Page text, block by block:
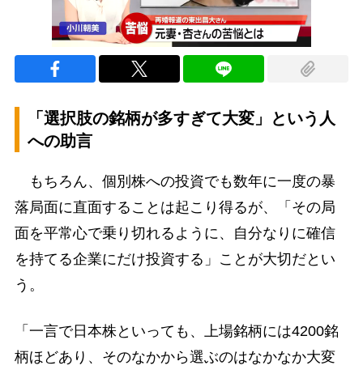
「選択肢の銘柄が多すぎて大変」という人
への助言
もちろん、個別株への投資でも数年に一度の暴
落局面に直面することは起こり得るが、「その局
面を平常心で乗り切れるように、自分なりに確信
を持てる企業にだけ投資する」ことが大切だとい
う。
「一言で日本株といっても、上場銘柄には4200銘
柄ほどあり、そのなかから選ぶのはなかなか大変